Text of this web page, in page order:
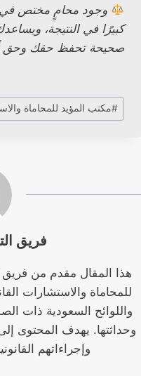
وجود محامٍ مختص في
كبيرًا في النتيجة،
صحيحة تحفظ حقك وحق
وسوم
المقال:
#مكتب المؤيد للمحاماة
فريق
هذا المقال مقدم من فريق
للمحاماة والاستشارات
واللوائح السعودية ذات
وحداثتها. يهدف المحتوى
وإجراءاتهم